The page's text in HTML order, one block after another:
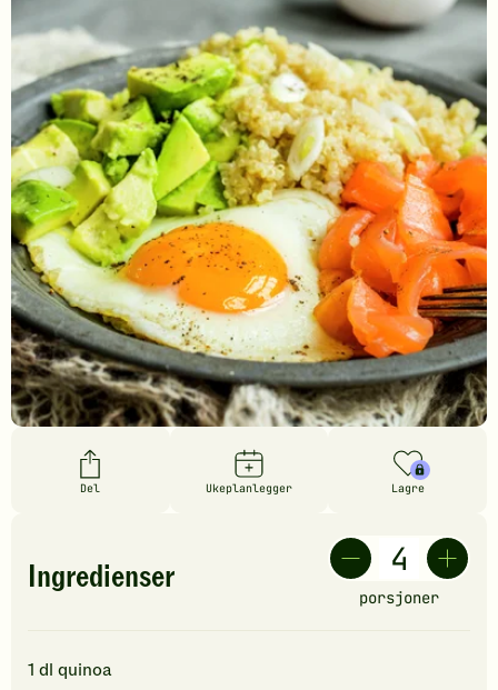
Del Ukeplanlegger Lagre
Ingredienser
porsjoner
1 dl quinoa